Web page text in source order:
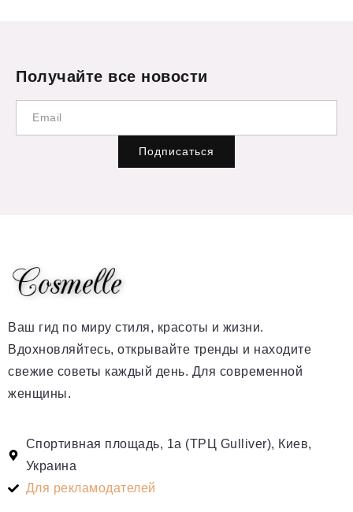
Получайте все новости
Подписаться
Ваш гид по миру стиля, красоты и жизни.
Вдохновляйтесь, открывайте тренды и находите
свежие советы каждый день. Для современной
женщины.
Спортивная площадь, 1а (ТРЦ Gulliver), Киев,
Украина
Для рекламодателей